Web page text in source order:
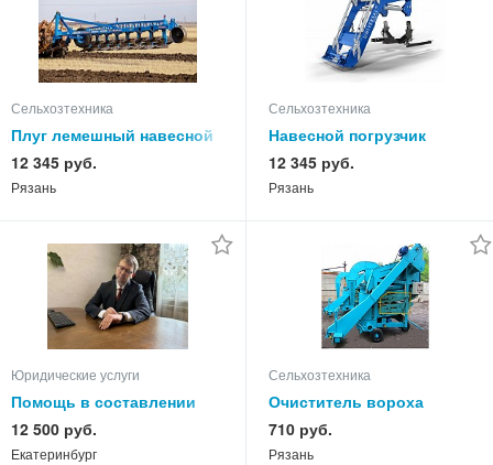
Сельхозтехника
Плуг лемешный навесной
восьмикорпусный finist
плну-8-40
12 345 руб.
Рязань
Сельхозтехника
Навесной погрузчик
универсал robust
12 345 руб.
Рязань
Юридические услуги
Помощь в составлении
иска в арбитражный суд
12 500 руб.
Екатеринбург
Сельхозтехника
Очиститель вороха
самопередвижной, ОВС -
25
710 руб.
Рязань